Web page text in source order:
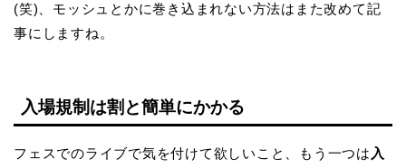
(笑)、モッシュとかに巻き込まれない方法はまた改めて記
事にしますね。
入場規制は割と簡単にかかる
フェスでのライブで気を付けて欲しいこと、もう一つは 入